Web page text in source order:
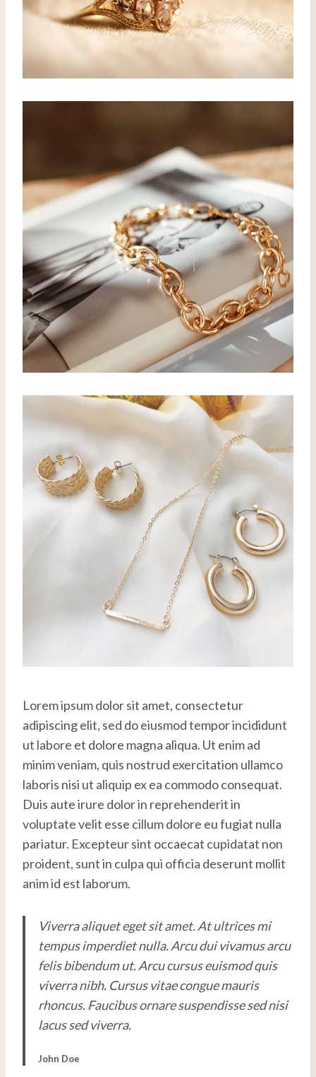
Lorem ipsum dolor sit amet, consectetur
adipiscing elit, sed do eiusmod tempor incididunt
ut labore et dolore magna aliqua. Ut enim ad
minim veniam, quis nostrud exercitation ullamco
laboris nisi ut aliquip ex ea commodo consequat.
Duis aute irure dolor in reprehenderit in
voluptate velit esse cillum dolore eu fugiat nulla
pariatur. Excepteur sint occaecat cupidatat non
proident, sunt in culpa qui officia deserunt mollit
anim id est laborum.
Viverra aliquet eget sit amet. At ultrices mi
tempus imperdiet nulla. Arcu dui vivamus arcu
felis bibendum ut. Arcu cursus euismod quis
viverra nibh. Cursus vitae congue mauris
rhoncus. Faucibus ornare suspendisse sed nisi
lacus sed viverra.
John Doe